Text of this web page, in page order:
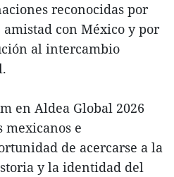
reconocidas por
amistad con México y por
al intercambio
en Aldea Global 2026
e
de acercarse a la
y la identidad del